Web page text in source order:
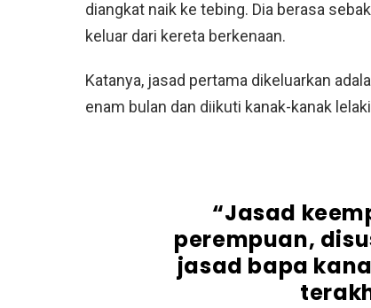
diangkat naik ke tebing. Dia berasa
keluar dari kereta berkenaan.
Katanya, jasad pertama dikeluarkan
enam bulan dan diikuti kanak-kanak
“Jasad
perempuan,
jasad bapa